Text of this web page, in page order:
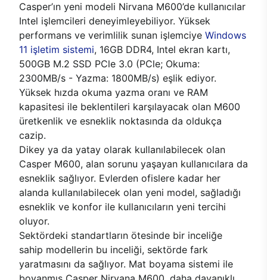
Casper’ın yeni modeli Nirvana M600’de kullanıcılar
Intel işlemcileri deneyimleyebiliyor. Yüksek
performans ve verimlilik sunan işlemciye Windows
11 işletim sistemi, 16GB DDR4, Intel ekran kartı,
500GB M.2 SSD PCle 3.0 (PCle; Okuma:
2300MB/s - Yazma: 1800MB/s) eşlik ediyor.
Yüksek hızda okuma yazma oranı ve RAM
kapasitesi ile beklentileri karşılayacak olan M600
üretkenlik ve esneklik noktasında da oldukça
cazip.
Dikey ya da yatay olarak kullanılabilecek olan
Casper M600, alan sorunu yaşayan kullanıcılara da
esneklik sağlıyor. Evlerden ofislere kadar her
alanda kullanılabilecek olan yeni model, sağladığı
esneklik ve konfor ile kullanıcıların yeni tercihi
oluyor.
Sektördeki standartların ötesinde bir inceliğe
sahip modellerin bu inceliği, sektörde fark
yaratmasını da sağlıyor. Mat boyama sistemi ile